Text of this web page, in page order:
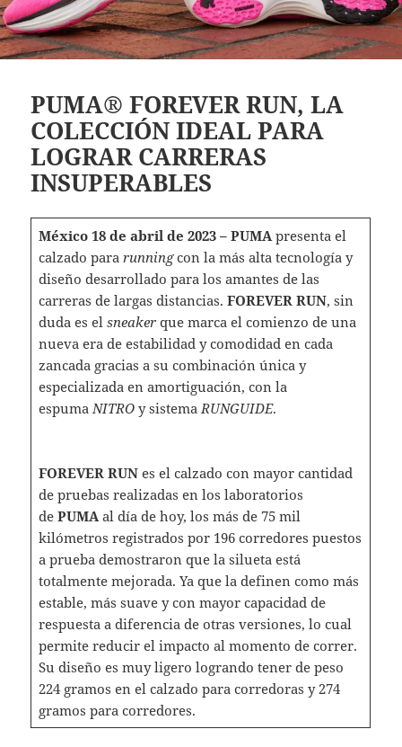
PUMA® FOREVER RUN, LA
COLECCIÓN IDEAL PARA
LOGRAR CARRERAS
INSUPERABLES
México 18 de abril de 2023 – PUMApresenta el
calzado para runningcon la más alta tecnología y
diseño desarrollado para los amantes de las
carreras de largas distancias. FOREVER RUN, sin
duda es el sneakerque marca el comienzo de una
nueva era de estabilidad y comodidad en cada
zancada gracias a su combinación única y
especializada en amortiguación, con la
espuma NITROy sistema RUNGUIDE.
FOREVER RUNes el calzado con mayor cantidad
de pruebas realizadas en los laboratorios
de PUMAal día de hoy, los más de 75 mil
kilómetros registrados por 196 corredores puestos
a prueba demostraron que la silueta está
totalmente mejorada. Ya que la definen como más
estable, más suave y con mayor capacidad de
respuesta a diferencia de otras versiones, lo cual
permite reducir el impacto al momento de correr.
Su diseño es muy ligero logrando tener de peso
224 gramos en el calzado para corredoras y 274
gramos para corredores.